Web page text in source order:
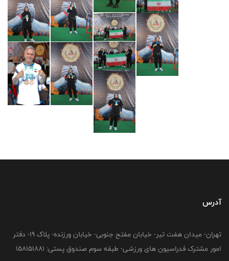
آدرس
تهران- میدان هفت تیر- خیابان مفتح جنوبی- خیابان ورزنده- پلاک 19- دفتر
امور مشترک فدراسیون های ورزشی- طبقه سوم صندوق پستی: 158151881